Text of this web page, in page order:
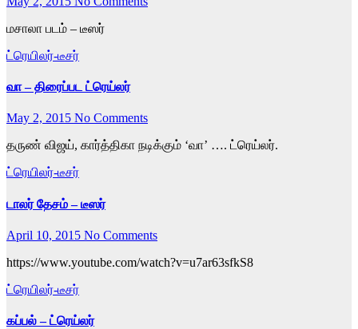
மசாலா படம் – டீஸர்
ட்ரெயிலர்-டீசர்
வா – திரைப்பட ட்ரெய்லர்
May 2, 2015 No Comments
தருண் விஜய், கார்த்திகா நடிக்கும் ‘வா’ …. ட்ரெய்லர்.
ட்ரெயிலர்-டீசர்
டாலர் தேசம் – டீஸர்
April 10, 2015 No Comments
https://www.youtube.com/watch?v=u7ar63sfkS8
ட்ரெயிலர்-டீசர்
கப்பல் – ட்ரெய்லர்